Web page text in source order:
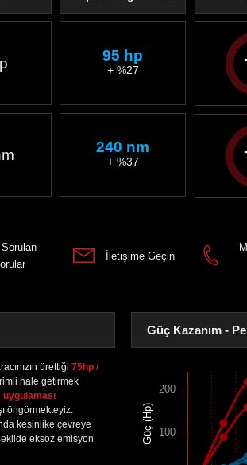
95 hp
+ %27
240 nm
+ %37
Sorulan
İletişime Geçin
ürettiği 75hp /
hale getirmek
uygulaması
öngörmekteyiz.
kesinlike çevreye
eksoz emisyon
Güç Kazanım -
Güç (Hp) 100
200